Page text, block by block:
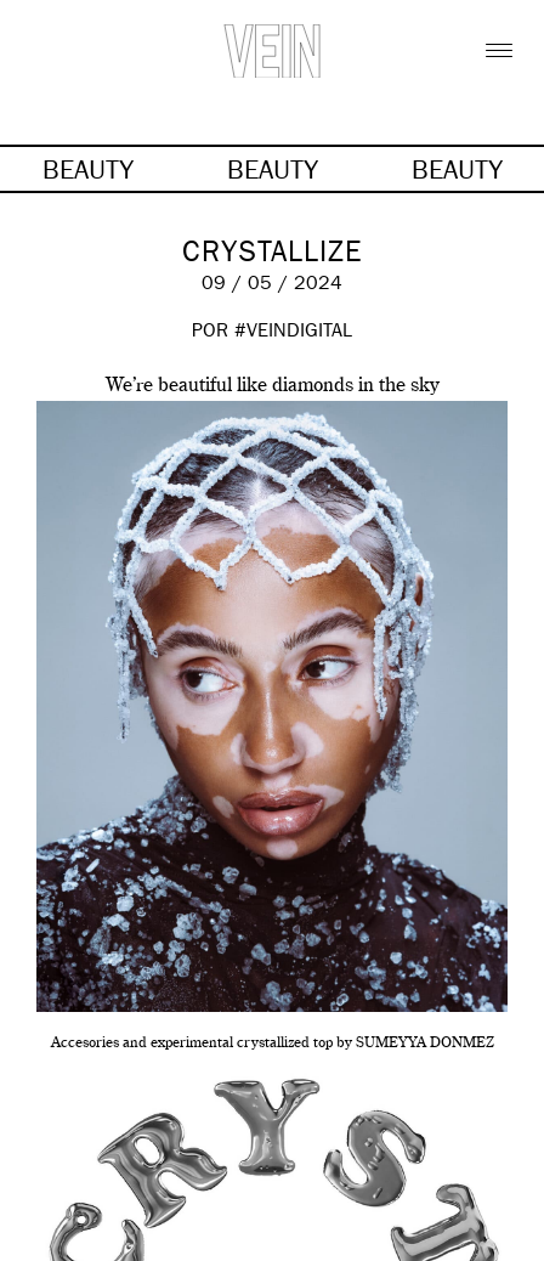
BEAUTY BEAUTY BEAUTY
CRYSTALLIZE
09 / 05 / 2024
POR #VEINDIGITAL
We’re beautiful like diamonds in the sky
Accesories and experimental crystallized top by SUMEYYA DONMEZ